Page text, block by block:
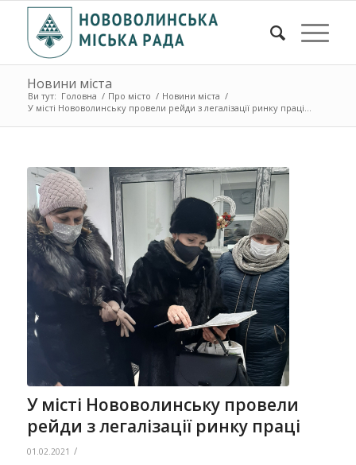
Новини міста
Ви тут: Головна / Про місто / Новини міста /
У місті Нововолинську провели рейди з легалізації ринку праці...
У місті Нововолинську провели
рейди з легалізації ринку праці
01.02.2021 /